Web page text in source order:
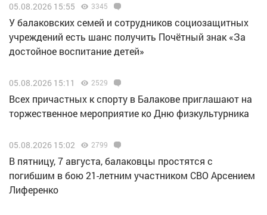
05.08.2026 15:55 3345
У балаковских семей и сотрудников социозащитных
учреждений есть шанс получить Почётный знак «За
достойное воспитание детей»
05.08.2026 15:11 2529
Всех причастных к спорту в Балакове приглашают на
торжественное мероприятие ко Дню физкультурника
05.08.2026 15:02 2799
В пятницу, 7 августа, балаковцы простятся с
погибшим в бою 21-летним участником СВО Арсением
Лиференко